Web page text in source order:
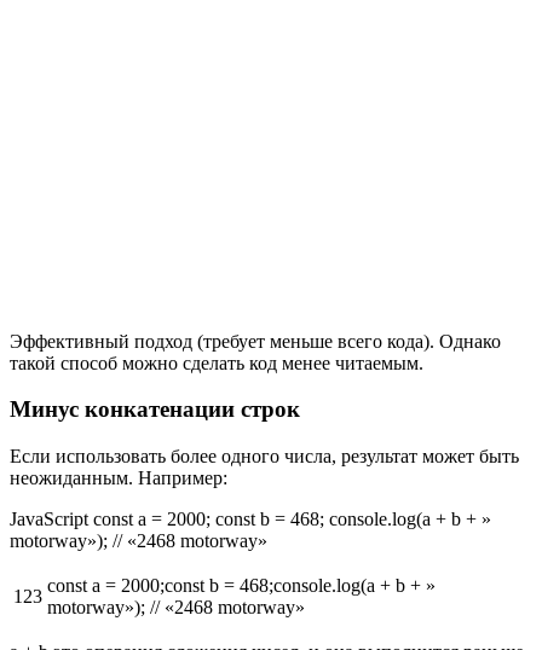
Эффективный подход (требует меньше всего кода). Однако
такой способ можно сделать код менее читаемым.
Минус конкатенации строк
Если использовать более одного числа, результат может быть
неожиданным. Например:
JavaScript const a = 2000; const b = 468; console.log(a + b + »
motorway»); // «2468 motorway»
123
const a = 2000;const b = 468;console.log(a + b + »
motorway»); // «2468 motorway»